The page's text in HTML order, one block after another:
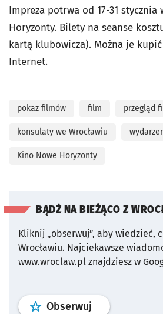
Impreza potrwa od 17-31 stycznia
Horyzonty. Bilety na seanse
kartą klubowicza). Można je
Internet.
pokaz filmów film przegląd
konsulaty we Wrocławiu
Kino Nowe Horyzonty
BĄDŹ NA BIEŻĄCO Z
Kliknij „obserwuj”, aby wiedzieć,
Wrocławiu. Najciekawsze
www.wroclaw.pl znajdziesz w
Obserwuj profil